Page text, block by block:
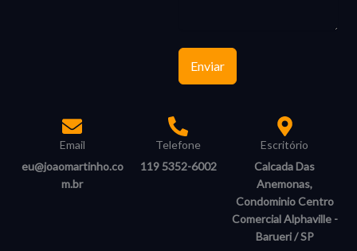
Enviar
Email
eu@joaomartinho.co
m.br
Telefone
119 5352-6002
Escritório
Calcada Das
Anemonas,
Condominio Centro
Comercial Alphaville -
Barueri / SP